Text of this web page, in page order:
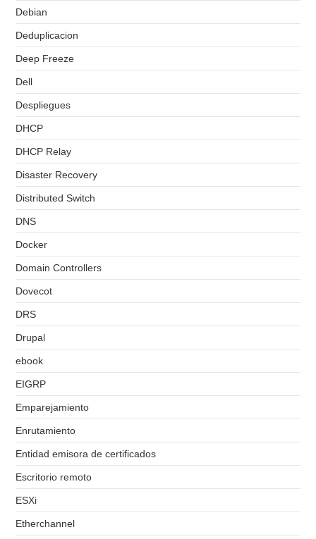
Debian
Deduplicacion
Deep Freeze
Dell
Despliegues
DHCP
DHCP Relay
Disaster Recovery
Distributed Switch
DNS
Docker
Domain Controllers
Dovecot
DRS
Drupal
ebook
EIGRP
Emparejamiento
Enrutamiento
Entidad emisora de certificados
Escritorio remoto
ESXi
Etherchannel